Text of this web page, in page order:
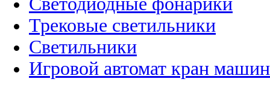
Трековые светильники
Светильники
Игровой автомат кран